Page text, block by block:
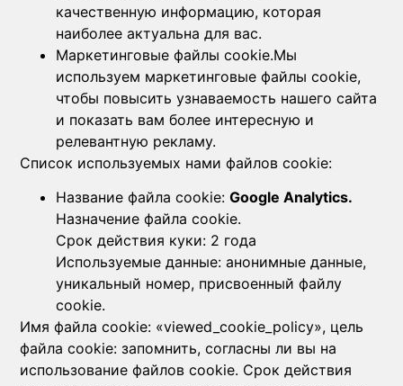
качественную информацию, которая
наиболее актуальна для вас.
Маркетинговые файлы cookie.Мы
используем маркетинговые файлы cookie,
чтобы повысить узнаваемость нашего сайта
и показать вам более интересную и
релевантную рекламу.
Список используемых нами файлов cookie:
Название файла cookie:Google Analytics.
Назначение файла cookie.
Срок действия куки: 2 года
Используемые данные: анонимные данные,
уникальный номер, присвоенный файлу
cookie.
Имя файла cookie: «viewed_cookie_policy», цель
файла cookie: запомнить, согласны ли вы на
использование файлов cookie. Срок действия